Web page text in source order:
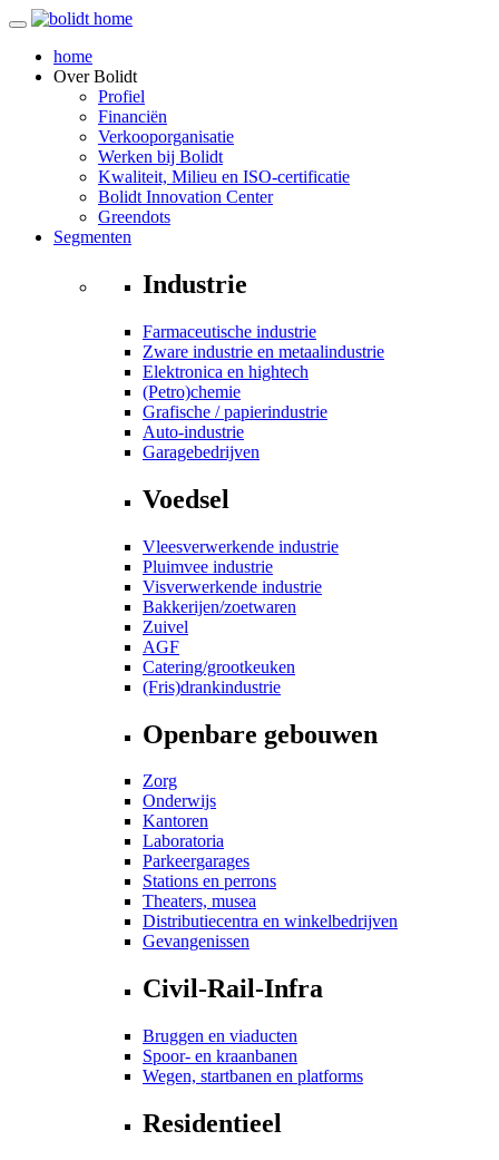
home
OverBolidt
Profiel
Financiën
Verkooporganisatie
Werken bij Bolidt
Kwaliteit, Milieu en ISO-certificatie
Bolidt Innovation Center
Greendots
Segmenten
Industrie
Farmaceutische industrie
Zware industrie en metaalindustrie
Elektronica en hightech
(Petro)chemie
Grafische / papierindustrie
Auto-industrie
Garagebedrijven
Voedsel
Vleesverwerkende industrie
Pluimvee industrie
Visverwerkende industrie
Bakkerijen/zoetwaren
Zuivel
AGF
Catering/grootkeuken
(Fris)drankindustrie
Openbare gebouwen
Zorg
Onderwijs
Kantoren
Laboratoria
Parkeergarages
Stations en perrons
Theaters, musea
Distributiecentra en winkelbedrijven
Gevangenissen
Civil-Rail-Infra
Bruggen en viaducten
Spoor- en kraanbanen
Wegen, startbanen en platforms
Residentieel